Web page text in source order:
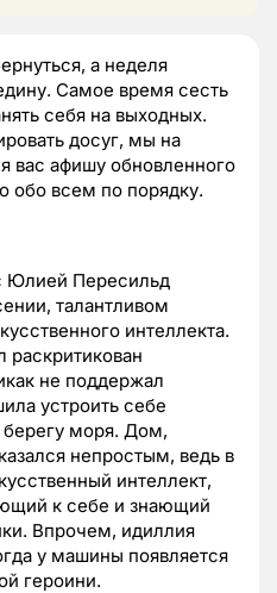
а неделя
Самое время сесть
себя на выходных.
досуг, мы на
вас афишу обновленного
обо всем по порядку.
Юлией Пересильд
талантливом
интеллекта.
раскритикован
не поддержал
устроить себе
берегу моря. Дом,
непростым, ведь в
интеллект,
к себе и знающий
Впрочем, идиллия
у машины появляется
героини.